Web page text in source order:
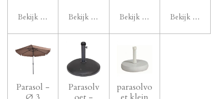
Bekijk details Bekijk details Bekijk details Bekijk details
Parasol -
Parasolv
parasolvo